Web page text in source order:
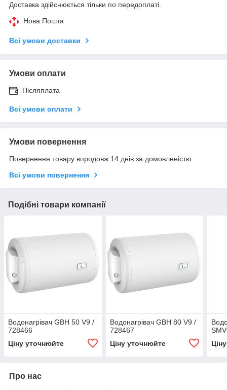
Доставка здійснюється тільки по передоплаті.
Нова Пошта
Всі умови доставки
Умови оплати
Післяплата
Всі умови оплати
Умови повернення
Повернення товару впродовж 14 днів за домовленістю
Всі умови повернення
Подібні товари компанії
Водонагрівач GBH 50 V9 /
728466
Ціну уточнюйте
Водонагрівач GBH 80 V9 /
728467
Ціну уточнюйте
Про нас